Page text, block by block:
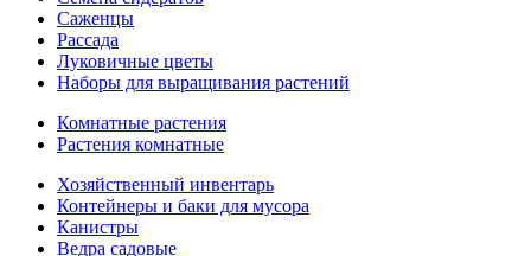
Саженцы
Рассада
Луковичные цветы
Наборы для выращивания растений
Комнатные растения
Растения комнатные
Хозяйственный инвентарь
Контейнеры и баки для мусора
Канистры
Ведра садовые